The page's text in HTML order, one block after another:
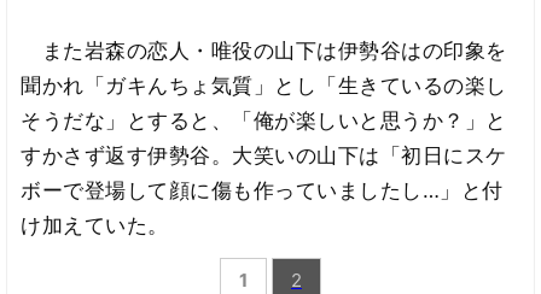
また岩森の恋人・唯役の山下は伊勢谷はの印象を
聞かれ「ガキんちょ気質」とし「生きているの楽し
そうだな」とすると、「俺が楽しいと思うか？」と
すかさず返す伊勢谷。大笑いの山下は「初日にスケ
ボーで登場して顔に傷も作っていましたし…」と付
け加えていた。
1 2